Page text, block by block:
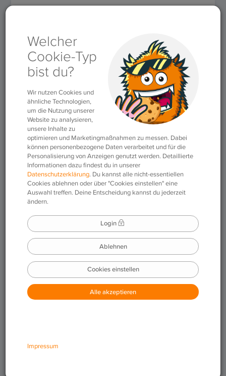
Für Lehrkräfte» Themen Methodik & Didaktik»
Sprachspiele» Stadt, Land, Fluss
Stadt, Land, Fluss
02.07.2020|Sprachspiele
Dies ist wohl eines der bekanntesten
Sprachspiele und wird immer wieder gerne
auf Spieleabenden ausgepackt, da es mit
wenigen Mitteln auskommt. Im Groben
geht es darum, passende Begriffe mit
gleichen Anfangsbuchstaben für
unterschiedliche Kategorien zu finden.
Papier und einen Stift zur Hand und